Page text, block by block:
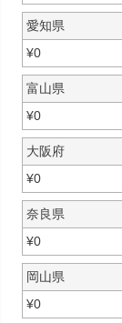
愛知県
¥0
富山県
¥0
大阪府
¥0
奈良県
¥0
岡山県
¥0